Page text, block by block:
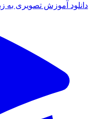
دانلود آموزش تصویری به